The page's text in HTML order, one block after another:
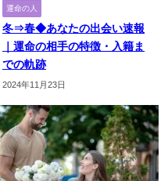
運命の人
冬⇒春◆あなたの出会い速報
｜運命の相手の特徴・入籍ま
での軌跡
2024年11月23日